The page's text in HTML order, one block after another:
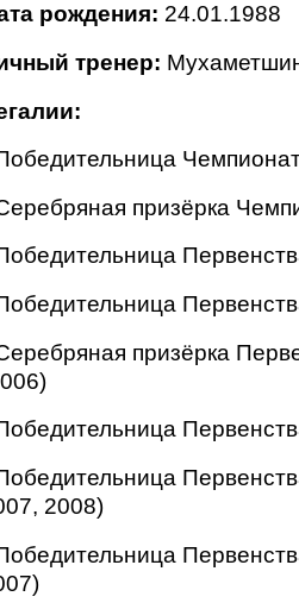
рождения: 24.01.1988
тренер:
призёрка
призёрка
2008)